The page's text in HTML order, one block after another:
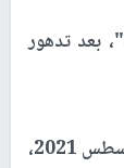
بعد تدهور
يذكر أن الوضع الصحي للأسير ناصر أبو حميد (49 عاما) بدأ بالتدهور بشكل واضح منذ شهر آب/ أغسطس 2021،